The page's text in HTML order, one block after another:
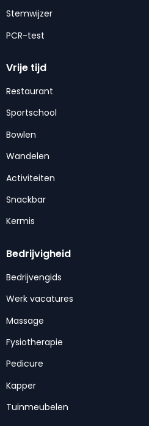
Stemwijzer
PCR-test
Vrije tijd
Restaurant
Sportschool
Bowlen
Wandelen
Activiteiten
Snackbar
Kermis
Bedrijvigheid
Bedrijvengids
Werk vacatures
Massage
Fysiotherapie
Pedicure
Kapper
Tuinmeubelen